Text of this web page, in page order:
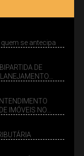
se antecipa
DE
IMÓVEIS NO